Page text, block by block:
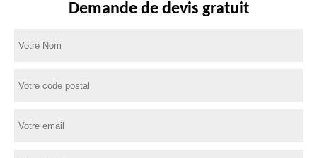
Demande de devis gratuit